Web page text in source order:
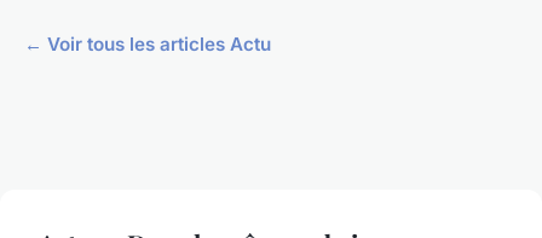
← Voir tous les articles Actu